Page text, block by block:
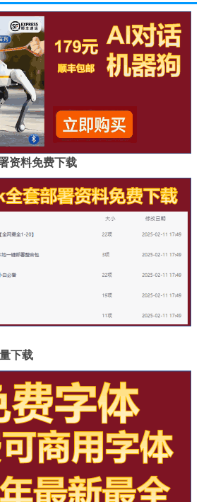
资料免费下载
下载